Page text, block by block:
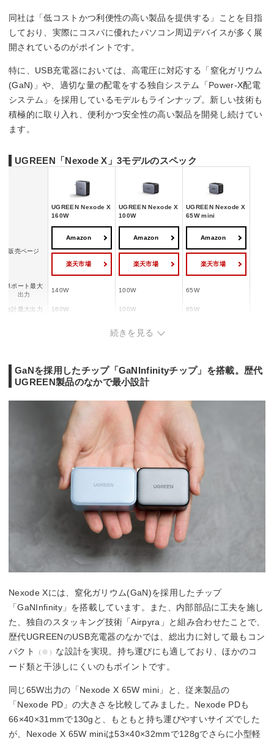
同社は「低コストかつ利便性の高い製品を提供する」ことを目指
しており、実際にコスパに優れたパソコン周辺デバイスが多く展
開されているのがポイントです。
特に、USB充電器においては、高電圧に対応する「窒化ガリウム
(GaN)」や、適切な量の配電をする独自システム「Power-X配電
システム」を採用しているモデルもラインナップ。新しい技術も
積極的に取り入れ、便利かつ安全性の高い製品を開発し続けてい
ます。
UGREEN「Nexode X」3モデルのスペック
UGREEN Nexode X
160W
UGREEN Nexode X
100W
UGREEN Nexode X
65W mini
販売ページ
Amazon
楽天市場
Amazon
楽天市場
Amazon
楽天市場
単ポート最大
出力
140W 100W 65W
合計最大出力 160W 100W 65W
ポート①
140/100W：3.3～2
1V/5A
65/60W：3.3～11V/
30W：3.3～11V/2.7
単：PD100W
A
65W：3.3～11V/4.0
5A
5A
4.5A
単：PD100W
2ポート使用：PD60
3ポート使用：PD65
140/100W：3.3～2
1V/5A
65/60W：3.3～11V/
4.5A
30W：3.3～11V/2.7
PD30W：5V/1.5A
7.5W
100W：3.3～21V/5
A
65W：3.3～11V/4.0
30W：3.3～11V/2.7
単：PD65W
2ポート使用：PD20
W
5V/1.5A
65/45W：3.3～11V/
4.5A
20W：3.3～5.9V/3
A,
3.3～11V/2A
USB Type-C
PD30W：5V/1.5A
140/100W：3.3～2
ポート
SCP 22.5W：5V/1.
5A
140/100W：3.3～2
1V/5A
65/60W：3.3～11V/
4.5A
5A
SCP 22.5W・QC/F
CP 18W：5V/1.5A
7.5W
W）
100W：3.3～21V/5
A
65W：3.3～11V/4.0
30W：3.3～11V/2.7
SCP 22.5W・18
65/45W：3.3～11V/
4.5A
20W：3.3～5.9V/3
A,
サイズ 70×70×32mm 70×43×32mm 53×40×32mm
質量 310g 198g 128g
続きを見る
GaNを採用したチップ「GaNInfinityチップ」を搭載。歴代
UGREEN製品のなかで最小設計
Nexode Xには、窒化ガリウム(GaN)を採用したチップ
「GaNInfinity」を搭載しています。また、内部部品に工夫を施し
た、独自のスタッキング技術「Airpyra」と組み合わせたことで、
歴代UGREENのUSB充電器のなかでは、総出力に対して最もコン
パクト
（※） な設計を実現。持ち運びにも適しており、ほかのコ
ード類と干渉しにくいのもポイントです。
同じ65W出力の「Nexode X 65W mini」と、従来製品の
「Nexode PD」の大きさを比較してみました。Nexode PDも
66×40×31mmで130gと、もともと持ち運びやすいサイズでした
が、Nexode X 65W miniは53×40×32mmで128gでさらに小型軽